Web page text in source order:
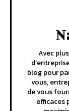
Avec
blog pour
vous,
de vous
efficaces